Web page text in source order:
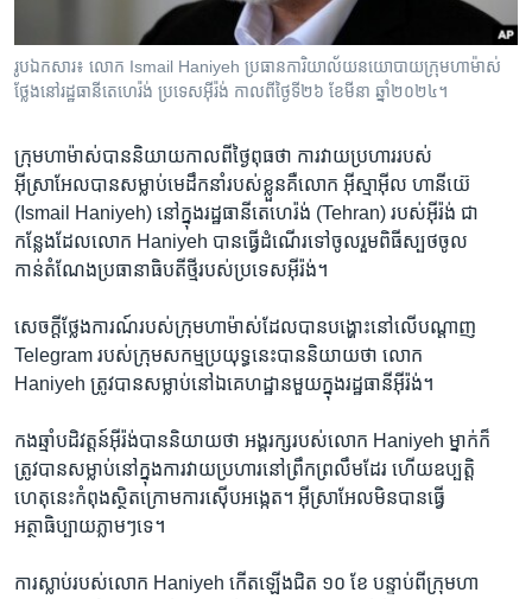
ទៅ​
ស្វែង​
បណ្តាញ​សង្គម
ភាសា
រូបឯកសារ៖ លោក​ Ismail Haniyeh ​ប្រធាន​ការិយាល័យ​នយោបាយ​​ក្រុម​ហាម៉ាស់
ថ្លែង​នៅរដ្ឋធានីតេហេរ៉ង់ ប្រទេសអ៊ីរ៉ង់ កាលពីថ្ងៃទី២៦ ខែមីនា ឆ្នាំ២០២៤។
ក្រុម​ហាម៉ាស់​បាន​និយាយ​កាលពី​ថ្ងៃ​ពុធ​ថា ការ​វាយប្រហារ​របស់​
អ៊ីស្រាអែល​បាន​សម្លាប់​មេដឹកនាំ​របស់​ខ្លួន​គឺ​លោក​ អ៊ីស្មាអ៊ីល ហានីយ៊េ
(Ismail Haniyeh) ​នៅក្នុង​រដ្ឋធានី​តេហេរ៉ង់ (Tehran) របស់​អ៊ីរ៉ង់ ​ជា​
កន្លែង​ដែល​លោក ​Haniyeh ​បាន​ធ្វើ​ដំណើរ​ទៅ​ចូលរួម​ពិធី​ស្បថ​ចូល
កាន់​តំណែង​ប្រធានាធិបតី​ថ្មី​របស់​ប្រទេស​អ៊ីរ៉ង់។
សេចក្តី​ថ្លែងការណ៍​របស់​ក្រុម​ហាម៉ាស់​ដែល​បាន​បង្ហោះ​នៅ​លើ​បណ្តាញ
Telegram របស់​ក្រុម​សកម្មប្រយុទ្ធនេះ​បាន​និយាយ​ថា​ លោក
Haniyeh ត្រូវ​បាន​សម្លាប់​នៅ​ឯ​គេហដ្ឋានមួយ​ក្នុង​រដ្ឋធានី​អ៊ីរ៉ង់។
កងឆ្មាំ​បដិវត្តន៍​អ៊ីរ៉ង់​បាន​និយាយ​ថា​ អង្គរក្ស​របស់​លោក​ Haniyeh ម្នាក់​ក៏
ត្រូវ​បាន​សម្លាប់​នៅ​ក្នុង​ការ​វាយ​ប្រហារ​នៅ​ព្រឹក​ព្រលឹម​ដែរ​ ហើយ​ឧប្បត្តិ
ហេតុ​នេះ​កំពុង​ស្ថិត​ក្រោមការ​ស៊ើប​អង្កេត។ អ៊ីស្រាអែល​មិន​បាន​ធ្វើ​
អត្ថាធិប្បាយ​ភ្លាមៗ​ទេ។
ការ​ស្លាប់​របស់​លោក ​Haniyeh​ កើត​ឡើង​ជិត ១០​ ខែ ​បន្ទាប់​ពី​ក្រុម​ហា